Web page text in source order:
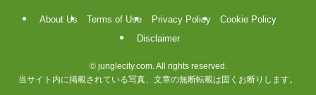
About Us Terms of Use Privacy Policy
Cookie Policy
Disclaimer
©junglecity.com. All rights reserved.
当サイト内に掲載されている写真、文章の無断転載は固くお断りします。